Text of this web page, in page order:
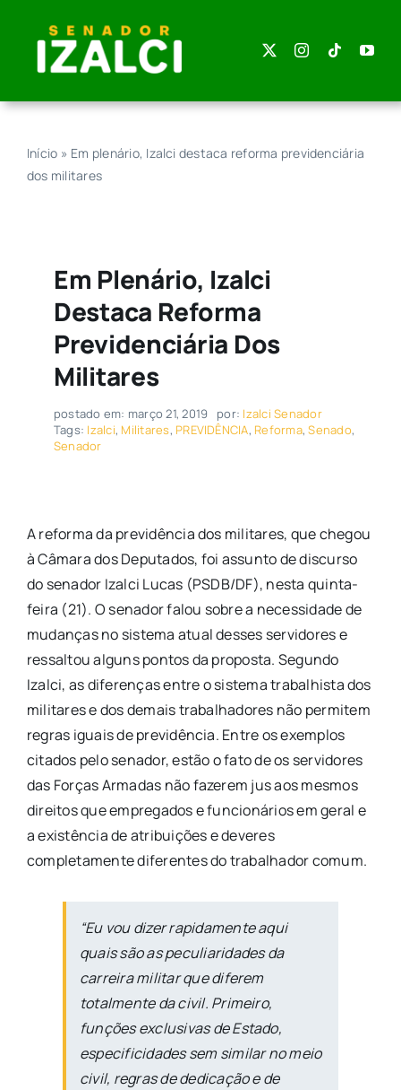
content
Início » Em plenário, Izalci destaca reforma previdenciária
dos militares
Em Plenário, Izalci
Destaca Reforma
Previdenciária Dos
Militares
postado em: março 21, 2019 por: Izalci Senador
Tags: Izalci, Militares, PREVIDÊNCIA, Reforma,Senado,
Senador
A reforma da previdência dos militares, que chegou
à Câmara dos Deputados, foi assunto de discurso
do senador Izalci Lucas (PSDB/DF), nesta quinta-
feira (21). O senador falou sobre a necessidade de
mudanças no sistema atual desses servidores e
ressaltou alguns pontos da proposta. Segundo
Izalci, as diferenças entre o sistema trabalhista dos
militares e dos demais trabalhadores não permitem
regras iguais de previdência. Entre os exemplos
citados pelo senador, estão o fato de os servidores
das Forças Armadas não fazerem jus aos mesmos
direitos que empregados e funcionários em geral e
a existência de atribuições e deveres
completamente diferentes do trabalhador comum.
“Eu vou dizer rapidamente aqui
quais são as peculiaridades da
carreira militar que diferem
totalmente da civil. Primeiro,
funções exclusivas de Estado,
especificidades sem similar no meio
civil, regras de dedicação e de